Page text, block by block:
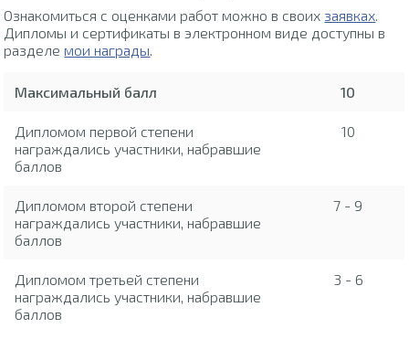
Ознакомиться с оценками работ можно в своих заявках.
Дипломы и сертификаты в электронном виде доступны в
разделемои награды.
Максимальный балл 10
Дипломом первой степени
награждались участники, набравшие
баллов
10
Дипломом второй степени
награждались участники, набравшие
баллов
7 - 9
Дипломом третьей степени
награждались участники, набравшие
баллов
3 - 6